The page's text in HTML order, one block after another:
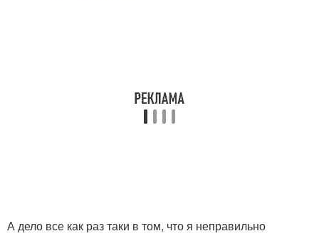
А дело все как раз таки в том, что я неправильно